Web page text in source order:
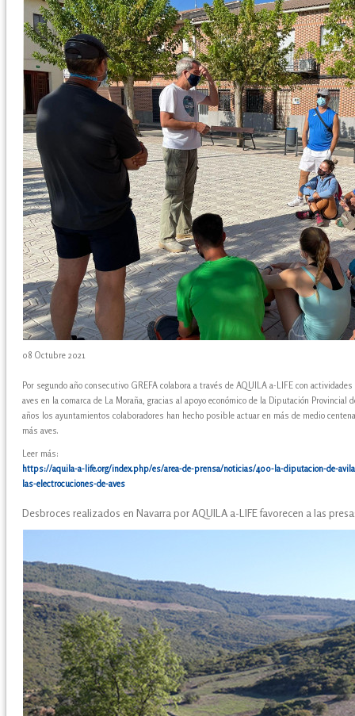
08 Octubre 2021
Por segundo año consecutivo GREFA colabora a través de AQUILA a-LIFE con
aves en la comarca de La Moraña, gracias al apoyo económico de la Diputación Provincial
años los ayuntamientos colaboradores han hecho posible actuar en más de medio
más aves.
Leer más:
https://aquila-a-life.org/index.php/es/area-de-prensa/noticias/400-la-diputacion-de-
las-electrocuciones-de-aves
Desbroces realizados en Navarra por AQUILA a-LIFE favorecen a las